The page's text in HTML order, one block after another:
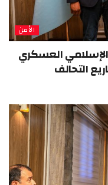
الأمن
العسكري
التحالف